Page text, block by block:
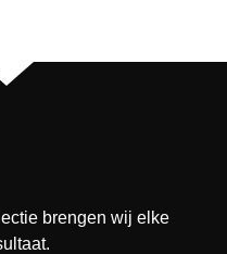
brengen wij elke